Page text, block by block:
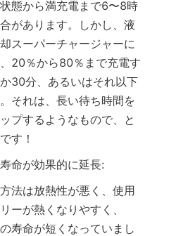
態から満充電まで6〜8時
があります。しかし、液
スーパーチャージャーに
20％から80％まで充電す
30分、あるいはそれ以下
それは、長い待ち時間を
プするようなもので、と
す！
命が効果的に延長:
法は放熱性が悪く、使用
ーが熱くなりやすく、
寿命が短くなっていまし